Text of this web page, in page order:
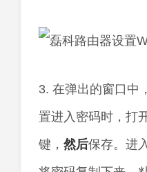
3. 在弹出的窗口中
置进入密码时，打
键， 然后保存。进